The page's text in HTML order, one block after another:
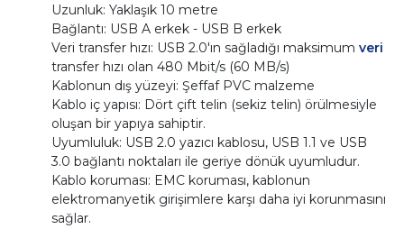
Uzunluk: Yaklaşık 10 metre
Bağlantı: USB A erkek - USB B erkek
Veri transfer hızı: USB 2.0'ın sağladığı maksimum veri
transfer hızı olan 480 Mbit/s (60 MB/s)
Kablonun dış yüzeyi: Şeffaf PVC malzeme
Kablo iç yapısı: Dört çift telin (sekiz telin) örülmesiyle
oluşan bir yapıya sahiptir.
Uyumluluk: USB 2.0 yazıcı kablosu, USB 1.1 ve USB
3.0 bağlantı noktaları ile geriye dönük uyumludur.
Kablo koruması: EMC koruması, kablonun
elektromanyetik girişimlere karşı daha iyi korunmasını
sağlar.